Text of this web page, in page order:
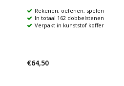
Rekenen, oefenen, spelen
In totaal 162 dobbelstenen
Verpakt in kunststof koffer
€64,50